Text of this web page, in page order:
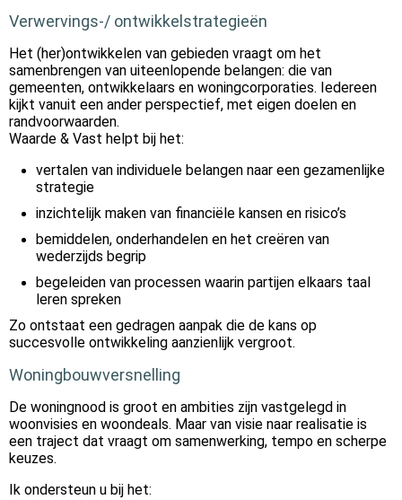
Verwervings-/ ontwikkelstrategieën
Het (her)ontwikkelen van gebieden vraagt om het
samenbrengen van uiteenlopende belangen: die van
gemeenten, ontwikkelaars en woningcorporaties. Iedereen
kijkt vanuit een ander perspectief, met eigen doelen en
randvoorwaarden.
Waarde & Vast helpt bij het:
vertalen van individuele belangen naar een gezamenlijke
strategie
inzichtelijk maken van financiële kansen en risico’s
bemiddelen, onderhandelen en het creëren van
wederzijds begrip
begeleiden van processen waarin partijen elkaars taal
leren spreken
Zo ontstaat een gedragen aanpak die de kans op
succesvolle ontwikkeling aanzienlijk vergroot.
Woningbouwversnelling
De woningnood is groot en ambities zijn vastgelegd in
woonvisies en woondeals. Maar van visie naar realisatie is
een traject dat vraagt om samenwerking, tempo en scherpe
keuzes.
Ik ondersteun u bij het: